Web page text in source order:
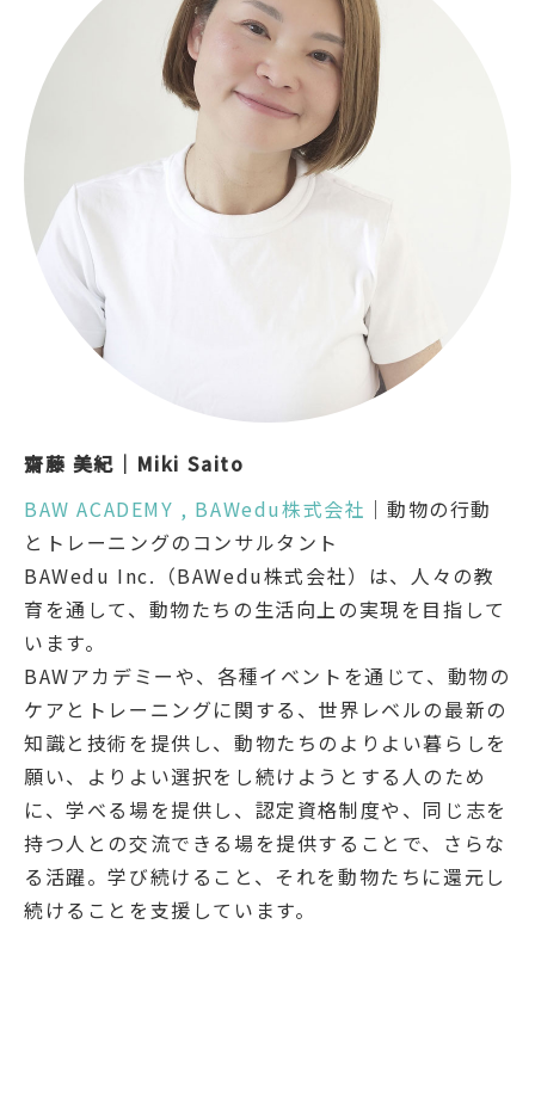
齋藤 美紀｜Miki Saito
BAW ACADEMY , BAWedu株式会社 ｜動物の行動
とトレーニングのコンサルタント
BAWedu Inc.（BAWedu株式会社）は、人々の教
育を通して、動物たちの生活向上の実現を目指して
います。
BAWアカデミーや、各種イベントを通じて、動物の
ケアとトレーニングに関する、世界レベルの最新の
知識と技術を提供し、動物たちのよりよい暮らしを
願い、よりよい選択をし続けようとする人のため
に、学べる場を提供し、認定資格制度や、同じ志を
持つ人との交流できる場を提供することで、さらな
る活躍。学び続けること、それを動物たちに還元し
続けることを支援しています。